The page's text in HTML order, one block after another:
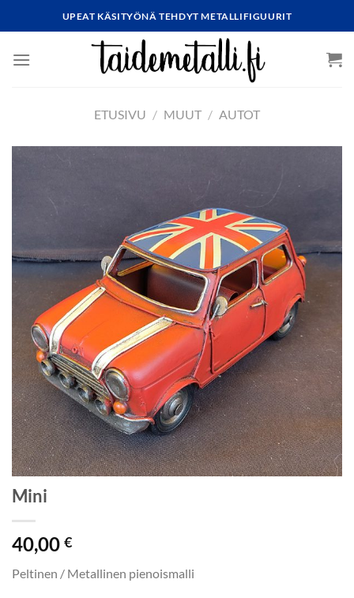
to
UPEAT KÄSITYÖNÄ TEHDYT METALLIFIGUURIT
ETUSIVU / MUUT / AUTOT
Mini
40,00 €
Peltinen / Metallinen pienoismalli